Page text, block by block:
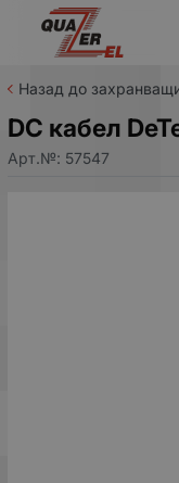
Назад до
DC кабел
Арт.№: 57547